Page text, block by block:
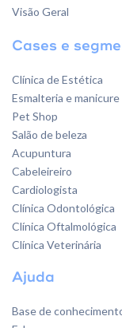
Visão Geral
Cases e
Clínica de Estética
Esmalteria e manicure
Pet Shop
Salão de beleza
Acupuntura
Cabeleireiro
Cardiologista
Clínica Odontológica
Clínica Oftalmológica
Clínica Veterinária
Ajuda
Base de